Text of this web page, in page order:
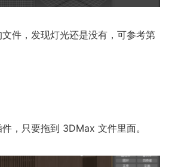
件，发现灯光还是没有，可参考第
，只要拖到 3DMax 文件里面。